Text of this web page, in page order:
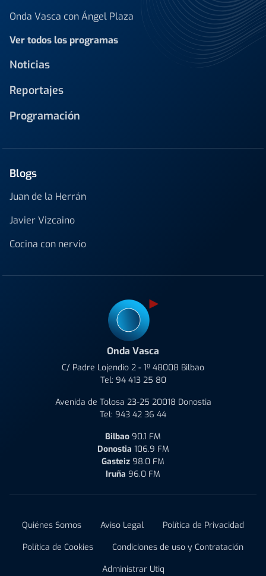
Onda Vasca con Ángel Plaza
Ver todos los programas
Noticias
Reportajes
Programación
Blogs
Juan de la Herrán
Javier Vizcaino
Cocina con nervio
Onda Vasca
C/ Padre Lojendio 2 - 1º 48008 Bilbao
Tel: 94 413 25 80
Avenida de Tolosa 23-25 20018 Donostia
Tel: 943 42 36 44
Bilbao 90.1 FM
Donostia 106.9 FM
Gasteiz 98.0 FM
Iruña 96.0 FM
Quiénes Somos Aviso Legal
Política de Privacidad
Política de Cookies
Condiciones de uso y Contratación
Administrar Utiq